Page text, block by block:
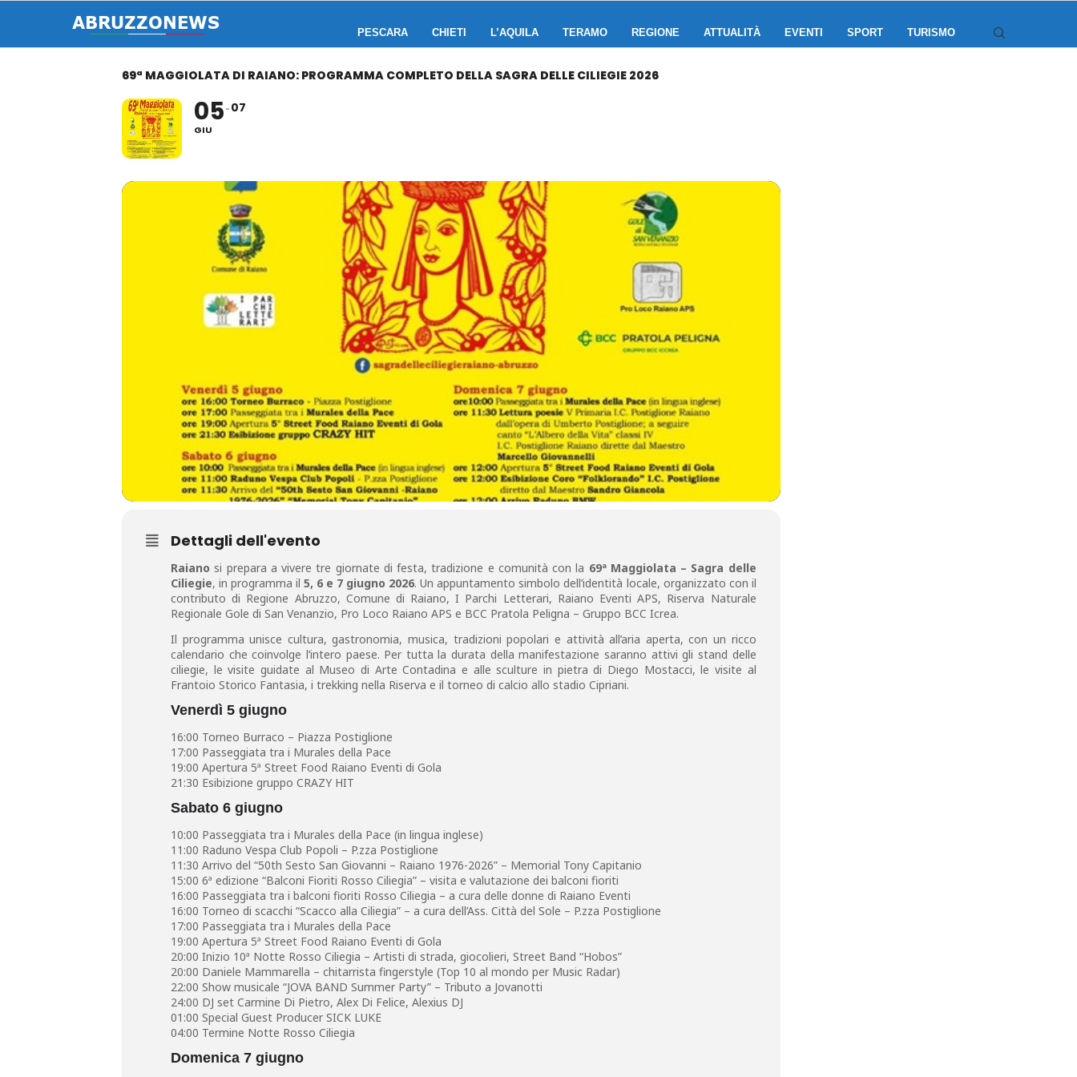
PESCARA CHIETI L’AQUILA TERAMO REGIONE ATTUALITÀ EVENTI SPORT TURISMO
69ª MAGGIOLATA DI RAIANO: PROGRAMMA COMPLETO DELLA SAGRA DELLE CILIEGIE 2026
05
GIU
07
Dettagli dell'evento
Raiano si prepara a vivere tre giornate di festa, tradizione e comunità con la 69ª Maggiolata – Sagra delle
Ciliegie, in programma il 5, 6 e 7 giugno 2026. Un appuntamento simbolo dell’identità locale, organizzato con il
contributo di Regione Abruzzo, Comune di Raiano, I Parchi Letterari, Raiano Eventi APS, Riserva Naturale
Regionale Gole di San Venanzio, Pro Loco Raiano APS e BCC Pratola Peligna – Gruppo BCC Icrea.
Il programma unisce cultura, gastronomia, musica, tradizioni popolari e attività all’aria aperta, con un ricco
calendario che coinvolge l’intero paese. Per tutta la durata della manifestazione saranno attivi gli stand delle
ciliegie, le visite guidate al Museo di Arte Contadina e alle sculture in pietra di Diego Mostacci, le visite al
Frantoio Storico Fantasia, i trekking nella Riserva e il torneo di calcio allo stadio Cipriani.
Venerdì 5 giugno
16:00 Torneo Burraco – Piazza Postiglione
17:00 Passeggiata tra i Murales della Pace
19:00 Apertura 5ª Street Food Raiano Eventi di Gola
21:30 Esibizione gruppo CRAZY HIT
Sabato 6 giugno
10:00 Passeggiata tra i Murales della Pace (in lingua inglese)
11:00 Raduno Vespa Club Popoli – P.zza Postiglione
11:30 Arrivo del “50th Sesto San Giovanni – Raiano 1976-2026” – Memorial Tony Capitanio
15:00 6ª edizione “Balconi Fioriti Rosso Ciliegia” – visita e valutazione dei balconi fioriti
16:00 Passeggiata tra i balconi fioriti Rosso Ciliegia – a cura delle donne di Raiano Eventi
16:00 Torneo di scacchi “Scacco alla Ciliegia” – a cura dell’Ass. Città del Sole – P.zza Postiglione
17:00 Passeggiata tra i Murales della Pace
19:00 Apertura 5ª Street Food Raiano Eventi di Gola
20:00 Inizio 10ª Notte Rosso Ciliegia – Artisti di strada, giocolieri, Street Band “Hobos”
20:00 Daniele Mammarella – chitarrista fingerstyle (Top 10 al mondo per Music Radar)
22:00 Show musicale “JOVA BAND Summer Party” – Tributo a Jovanotti
24:00 DJ set Carmine Di Pietro, Alex Di Felice, Alexius DJ
01:00 Special Guest Producer SICK LUKE
04:00 Termine Notte Rosso Ciliegia
Domenica 7 giugno